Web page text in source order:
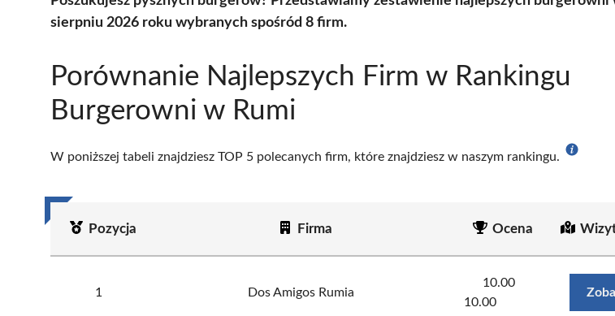
sierpniu 2026 roku wybranych spośród 8 firm.
Porównanie Najlepszych Firm w Rankingu
Burgerowni w Rumi
W poniższej tabeli znajdziesz TOP 5 polecanych firm, które znajdziesz w naszym rankingu.
Pozycja Firma Ocena
1 Dos Amigos Rumia
10.00
10.00